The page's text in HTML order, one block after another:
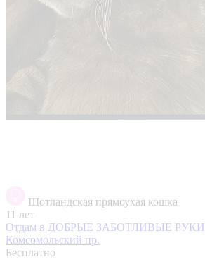
Шотландская прямоухая кошка
11 лет
Отдам в ДОБРЫЕ ЗАБОТЛИВЫЕ РУКИ
Комсомольский пр.
Бесплатно